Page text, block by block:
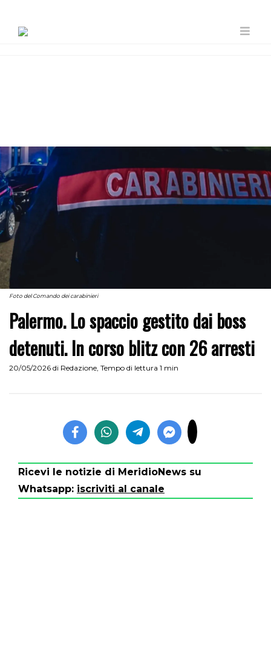
Foto del Comando dei carabinieri
Palermo. Lo spaccio gestito dai boss
detenuti. In corso blitz con 26 arresti
20/05/2026 di Redazione, Tempo di lettura 1 min
Ricevi le notizie di MeridioNews su
Whatsapp: iscriviti al canale